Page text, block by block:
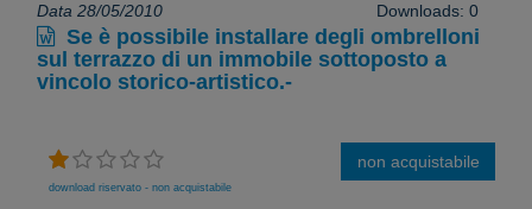
Data 28/05/2010
Downloads: 0
Se è possibile installare degli ombrelloni
sul terrazzo di un immobile sottoposto a
vincolo storico-artistico.-
download riservato - non acquistabile
non acquistabile